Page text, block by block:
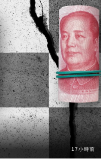
17小時前